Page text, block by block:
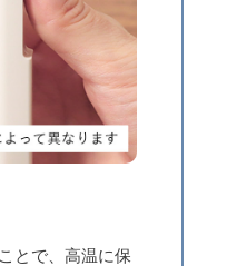
とで、高温に保